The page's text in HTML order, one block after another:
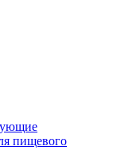
пищевого